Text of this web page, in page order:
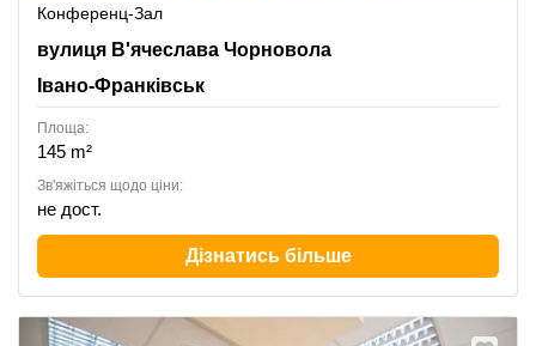
Конференц-Зал
Viacheslava Chornovola Street 7, Івано-Франківськ
вулиця В'ячеслава Чорновола
Івано-Франківськ
Площа:
145 m²
Зв'яжіться щодо ціни:
не дост.
Дізнатись більше